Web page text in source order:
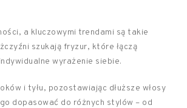
a kluczowymi trendami są takie
szukają fryzur, które łączą
wyrażenie siebie.
i tyłu, pozostawiając dłuższe włosy
dopasować do różnych stylów – od